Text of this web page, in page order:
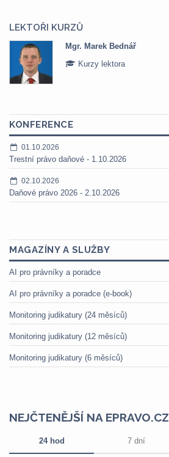
LEKTOŘI KURZŮ
Mgr. Marek Bednář
Kurzy lektora
KONFERENCE
01.10.2026
Trestní právo daňové - 1.10.2026
02.10.2026
Daňové právo 2026 - 2.10.2026
MAGAZÍNY A SLUŽBY
AI pro právníky a poradce
AI pro právníky a poradce (e-book)
Monitoring judikatury (24 měsíců)
Monitoring judikatury (12 měsíců)
Monitoring judikatury (6 měsíců)
NEJČTENĚJŠÍ NA EPRAVO.CZ
24 hod 7 dní